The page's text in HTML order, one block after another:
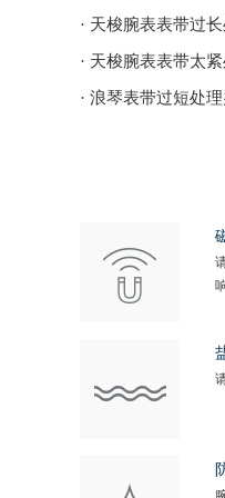
· 天梭腕表表带过
· 天梭腕表表带太
· 浪琴表带过短处